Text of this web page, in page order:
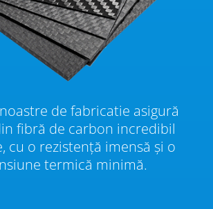
de fabricatie asigură
fibră de carbon incredibil
cu o rezistență imensă și o
termică minimă.